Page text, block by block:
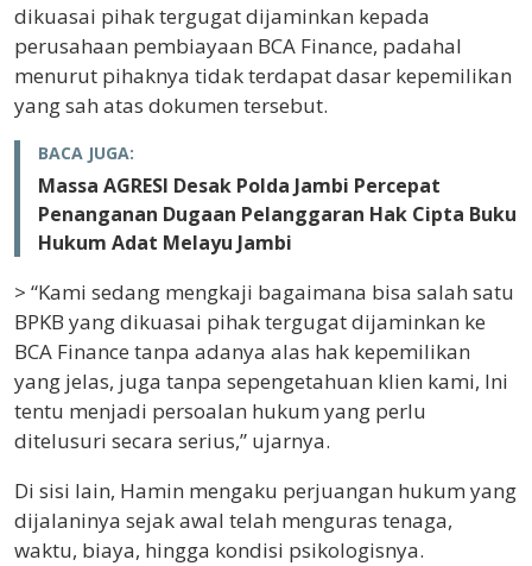
dikuasai pihak tergugat dijaminkan kepada
perusahaan pembiayaan BCA Finance, padahal
menurut pihaknya tidak terdapat dasar kepemilikan
yang sah atas dokumen tersebut.
BACA JUGA:
Massa AGRESI Desak Polda Jambi Percepat
Penanganan Dugaan Pelanggaran Hak Cipta Buku
Hukum Adat Melayu Jambi
> “Kami sedang mengkaji bagaimana bisa salah satu
BPKB yang dikuasai pihak tergugat dijaminkan ke
BCA Finance tanpa adanya alas hak kepemilikan
yang jelas, juga tanpa sepengetahuan klien kami, Ini
tentu menjadi persoalan hukum yang perlu
ditelusuri secara serius,” ujarnya.
Di sisi lain, Hamin mengaku perjuangan hukum yang
dijalaninya sejak awal telah menguras tenaga,
waktu, biaya, hingga kondisi psikologisnya.